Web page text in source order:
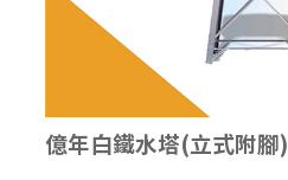
億年白鐵水塔(立式附腳)